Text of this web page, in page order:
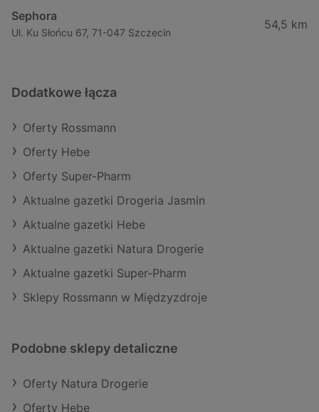
Sephora
Ul. Ku Słońcu 67, 71-047 Szczecin
54,5 km
Dodatkowe łącza
Oferty Rossmann
Oferty Hebe
Oferty Super-Pharm
Aktualne gazetki Drogeria Jasmin
Aktualne gazetki Hebe
Aktualne gazetki Natura Drogerie
Aktualne gazetki Super-Pharm
Sklepy Rossmann w Międzyzdroje
Podobne sklepy detaliczne
Oferty Natura Drogerie
Oferty Hebe